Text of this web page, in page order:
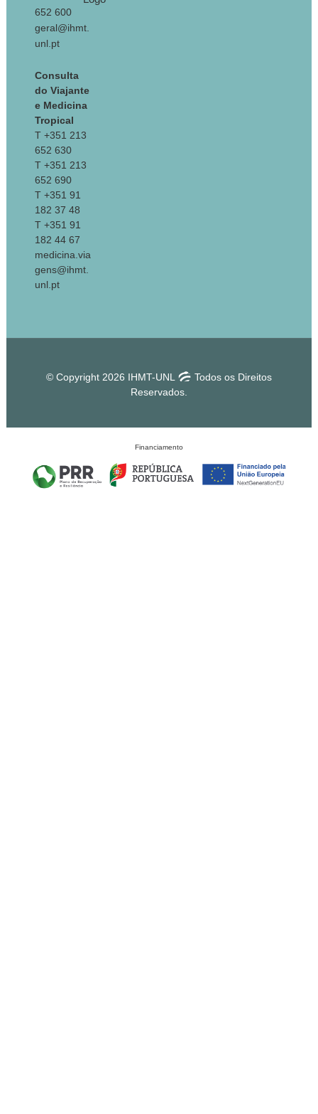
652 600
geral@ihmt.
unl.pt
Consulta
do Viajante
e Medicina
Tropical
T +351 213
652 630
T +351 213
652 690
T +351 91
182 37 48
T +351 91
182 44 67
medicina.via
gens@ihmt.
unl.pt
© Copyright 2026 IHMT-UNL
Todos os Direitos
Reservados.
Financiamento